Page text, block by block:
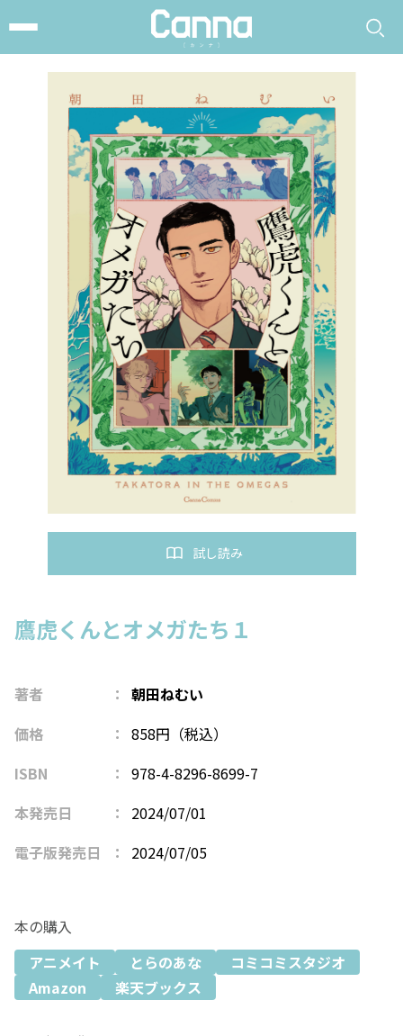
試し読み
鷹虎くんとオメガたち１
著者
朝田ねむい
価格
858円（税込）
ISBN
978-4-8296-8699-7
本発売日
2024/07/01
電子版発売日
2024/07/05
本の購入
アニメイト
とらのあな
コミコミスタジオ
Amazon
楽天ブックス